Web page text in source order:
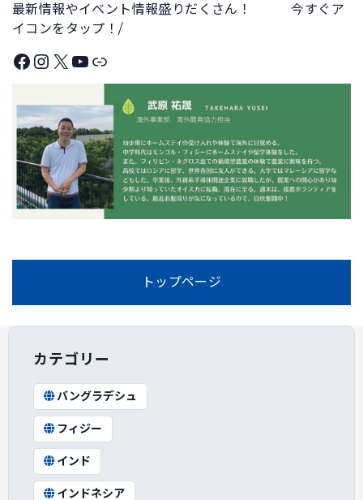
最新情報やイベント情報盛りだくさん！ 今すぐア
イコンをタップ！/
Facebook
Instagram
X YouTube
リンク
トップページ
カテゴリー
バングラデシュ
フィジー
インド
インドネシア